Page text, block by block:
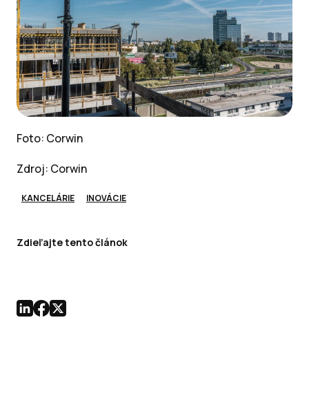
Foto: Corwin
Zdroj: Corwin
KANCELÁRIE INOVÁCIE
Zdieľajte tento článok